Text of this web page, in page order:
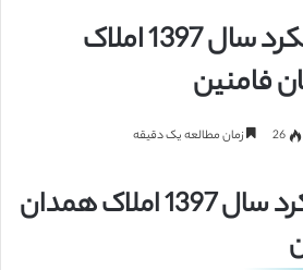
ارزش اجاری عملکرد سال 1397 املاک
فامنین
26 زمان مطالعه یک دقیقه
ارزش اجاری عملکرد سال 1397 املاک همدان